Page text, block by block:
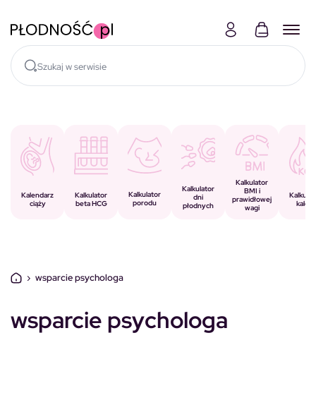
Kalendarz
ciąży
Kalkulator
beta HCG
Kalkulator
porodu
Kalkulator
dni
płodnych
Kalkulator
BMI i
prawidłowej
wagi
kalorii
› wsparcie psychologa
wsparcie psychologa